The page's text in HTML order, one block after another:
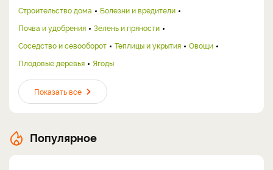
Строительство дома
Болезни и вредители
Почва и удобрения
Зелень и пряности
Соседство и севооборот
Теплицы и укрытия
Овощи
Плодовые деревья
Ягоды
Показать все
Популярное